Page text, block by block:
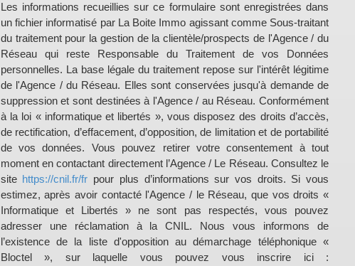
Les informations recueillies sur ce formulaire sont enregistrées dans
un fichier informatisé par La Boite Immo agissant comme Sous-traitant
du traitement pour la gestion de la clientèle/prospects de l'Agence / du
Réseau qui reste Responsable du Traitement de vos Données
personnelles. La base légale du traitement repose sur l'intérêt légitime
de l'Agence / du Réseau. Elles sont conservées jusqu'à demande de
suppression et sont destinées à l'Agence / au Réseau. Conformément
à la loi « informatique et libertés », vous disposez des droits d’accès,
de rectification, d’effacement, d’opposition, de limitation et de portabilité
de vos données. Vous pouvez retirer votre consentement à tout
moment en contactant directement l’Agence / Le Réseau. Consultez le
site https://cnil.fr/fr pour plus d’informations sur vos droits. Si vous
estimez, après avoir contacté l'Agence / le Réseau, que vos droits «
Informatique et Libertés » ne sont pas respectés, vous pouvez
adresser une réclamation à la CNIL. Nous vous informons de
l’existence de la liste d'opposition au démarchage téléphonique «
Bloctel », sur laquelle vous pouvez vous inscrire ici :